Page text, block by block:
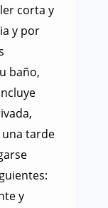
corta y
y por
baño,
tarde
y